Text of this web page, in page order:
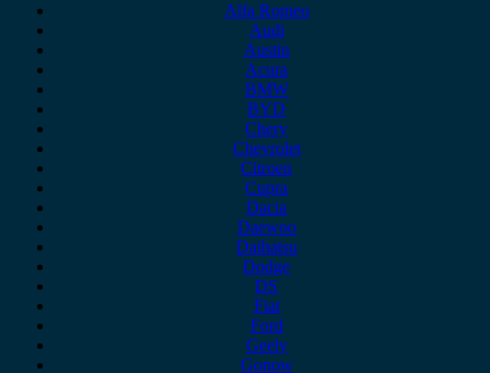
Alfa Romeo
Audi
Austin
Acura
BMW
BYD
Chery
Chevrolet
Citroen
Cupra
Dacia
Daewoo
Daihatsu
Dodge
DS
Fiat
Ford
Geely
Gonow